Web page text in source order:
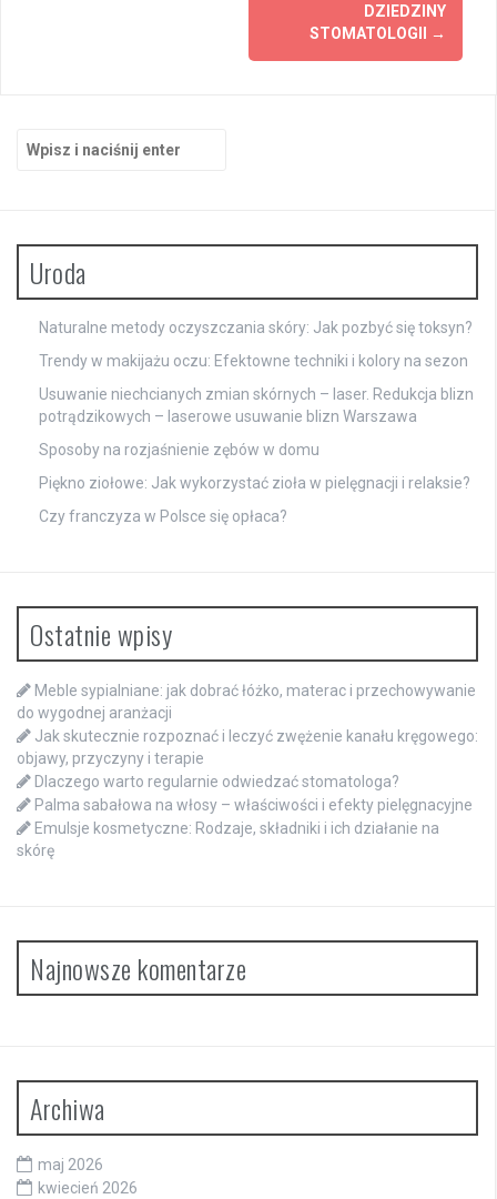
DZIEDZINY
STOMATOLOGII
→
Uroda
Naturalne metody oczyszczania skóry: Jak pozbyć się toksyn?
Trendy w makijażu oczu: Efektowne techniki i kolory na sezon
Usuwanie niechcianych zmian skórnych – laser. Redukcja blizn
potrądzikowych – laserowe usuwanie blizn Warszawa
Sposoby na rozjaśnienie zębów w domu
Piękno ziołowe: Jak wykorzystać zioła w pielęgnacji i relaksie?
Czy franczyza w Polsce się opłaca?
Ostatnie wpisy
Meble sypialniane: jak dobrać łóżko, materac i przechowywanie
do wygodnej aranżacji
Jak skutecznie rozpoznać i leczyć zwężenie kanału kręgowego:
objawy, przyczyny i terapie
Dlaczego warto regularnie odwiedzać stomatologa?
Palma sabałowa na włosy – właściwości i efekty pielęgnacyjne
Emulsje kosmetyczne: Rodzaje, składniki i ich działanie na
skórę
Najnowsze komentarze
Archiwa
maj 2026
kwiecień 2026